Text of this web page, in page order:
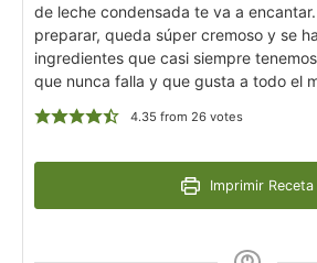
de leche condensada te va a
preparar, queda súper cremoso y se
ingredientes que casi siempre
que nunca falla y que gusta a todo el
4.35 from 26votes
Imprimir Receta